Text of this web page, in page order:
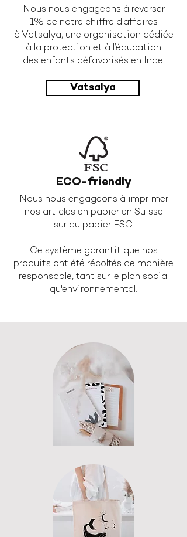
Nous nous engageons à reverser
1% de notre chiffre d'affaires
à Vatsalya, une organisation dédiée
à la protection et à l’éducation
des enfants défavorisés en Inde.
Vatsalya
ECO-friendly
Nous nous engageons à imprimer
nos articles en papier en Suisse
sur du papier FSC.
Ce système garantit que nos
produits ont été récoltés de manière
responsable, tant sur le plan social
qu'environnemental.